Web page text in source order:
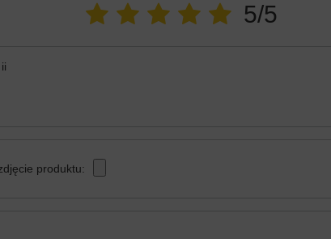
5/5
produktu: